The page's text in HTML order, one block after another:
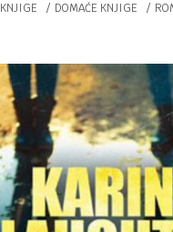
KNJIGE DOMAĆE KNJIGE